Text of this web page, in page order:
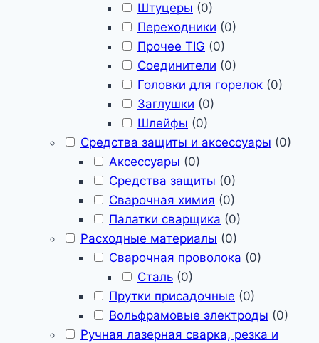
Штуцеры (0)
Переходники (0)
Прочее TIG (0)
Соединители (0)
Головки для горелок (0)
Заглушки (0)
Шлейфы (0)
Средства защиты и аксессуары (0)
Аксессуары (0)
Средства защиты (0)
Сварочная химия (0)
Палатки сварщика (0)
Расходные материалы (0)
Сварочная проволока (0)
Сталь (0)
Прутки присадочные (0)
Вольфрамовые электроды (0)
Ручная лазерная сварка, резка и